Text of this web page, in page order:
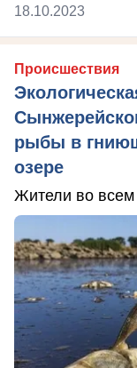
18.10.2023
Происшествия
рыбы в
озере
Жители во всем